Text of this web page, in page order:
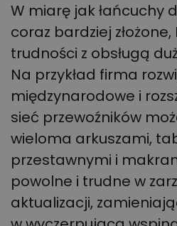
W miarę jak łańcuchy
coraz bardziej złożone,
trudności z obsługą
Na przykład firma
międzynarodowe i
sieć przewoźników
wieloma arkuszami,
przestawnymi i
powolne i trudne w
aktualizacji,